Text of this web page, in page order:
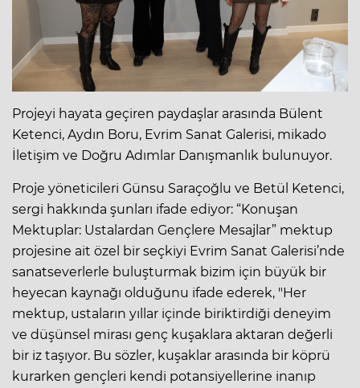
Projeyi hayata geçiren paydaşlar arasında Bülent
Ketenci, Aydın Boru, Evrim Sanat Galerisi, mikado
İletişim ve Doğru Adımlar Danışmanlık bulunuyor.
Proje yöneticileri Günsu Saraçoğlu ve Betül Ketenci,
sergi hakkında şunları ifade ediyor: “Konuşan
Mektuplar: Ustalardan Gençlere Mesajlar” mektup
projesine ait özel bir seçkiyi Evrim Sanat Galerisi’nde
sanatseverlerle buluşturmak bizim için büyük bir
heyecan kaynağı olduğunu ifade ederek, "Her
mektup, ustaların yıllar içinde biriktirdiği deneyim
ve düşünsel mirası genç kuşaklara aktaran değerli
bir iz taşıyor. Bu sözler, kuşaklar arasında bir köprü
kurarken gençleri kendi potansiyellerine inanıp